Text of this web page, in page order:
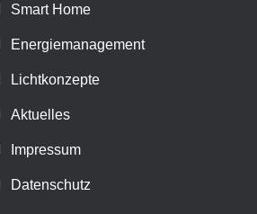
Smart Home
Energiemanagement
Lichtkonzepte
Aktuelles
Impressum
Datenschutz